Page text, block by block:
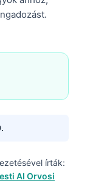
írták:
AI Orvosi